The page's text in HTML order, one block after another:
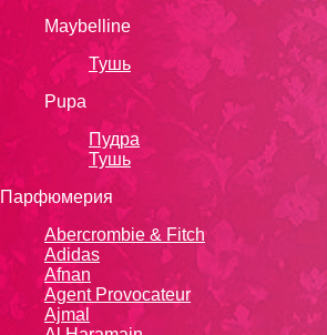
Maybelline
Тушь
Pupa
Пудра
Тушь
Парфюмерия
Abercrombie & Fitch
Adidas
Afnan
Agent Provocateur
Ajmal